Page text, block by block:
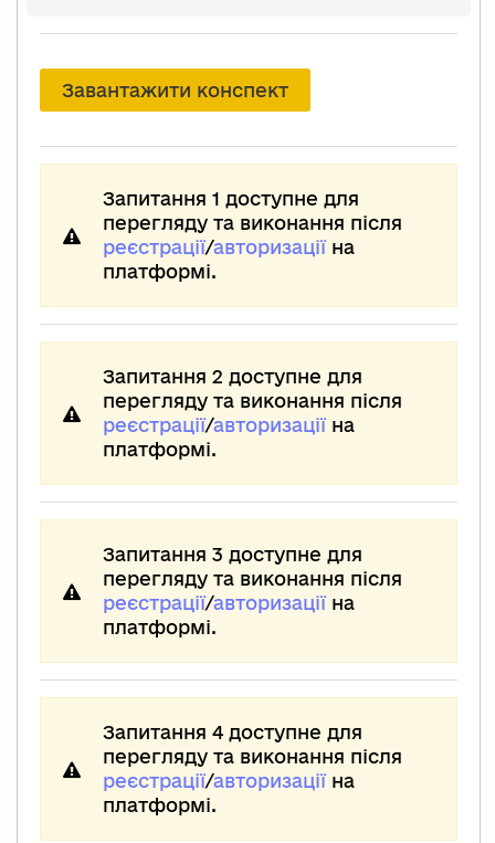
Завантажити конспект
Запитання 1 доступне для
перегляду та виконання після
реєстрації/авторизаціїна
платформі.
Запитання 2 доступне для
перегляду та виконання після
реєстрації/авторизаціїна
платформі.
Запитання 3 доступне для
перегляду та виконання після
реєстрації/авторизаціїна
платформі.
Запитання 4 доступне для
перегляду та виконання після
реєстрації/авторизаціїна
платформі.